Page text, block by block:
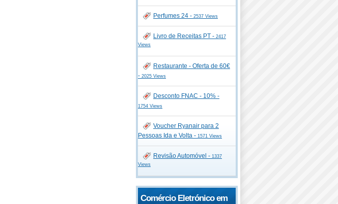
Perfumes 24 - 2537 Views
Livro de Receitas PT - 2417
Views
Restaurante - Oferta de 60€
- 2025 Views
Desconto FNAC - 10% -
1754 Views
Voucher Ryanair para 2
Pessoas Ida e Volta - 1571 Views
Revisão Automóvel - 1337
Views
Comércio Eletrónico em